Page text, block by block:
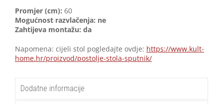
Promjer (cm): 60
Mogućnost razvlačenja: ne
Zahtijeva montažu: da
Napomena: cijeli stol pogledajte ovdje: https://www.kult-
home.hr/proizvod/postolje-stola-sputnik/
Dodatne informacije